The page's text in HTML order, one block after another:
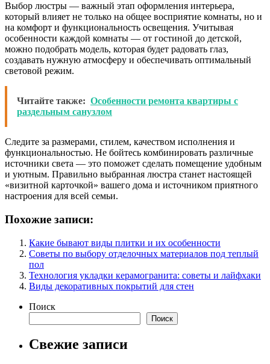
Выбор люстры — важный этап оформления интерьера,
который влияет не только на общее восприятие комнаты, но и
на комфорт и функциональность освещения. Учитывая
особенности каждой комнаты — от гостиной до детской,
можно подобрать модель, которая будет радовать глаз,
создавать нужную атмосферу и обеспечивать оптимальный
световой режим.
Читайте также: Особенности ремонта квартиры с
раздельным санузлом
Следите за размерами, стилем, качеством исполнения и
функциональностью. Не бойтесь комбинировать различные
источники света — это поможет сделать помещение удобным
и уютным. Правильно выбранная люстра станет настоящей
«визитной карточкой» вашего дома и источником приятного
настроения для всей семьи.
Похожие записи:
Какие бывают виды плитки и их особенности
Советы по выбору отделочных материалов под теплый
пол
Технология укладки керамогранита: советы и лайфхаки
Виды декоративных покрытий для стен
Поиск
Поиск
Свежие записи